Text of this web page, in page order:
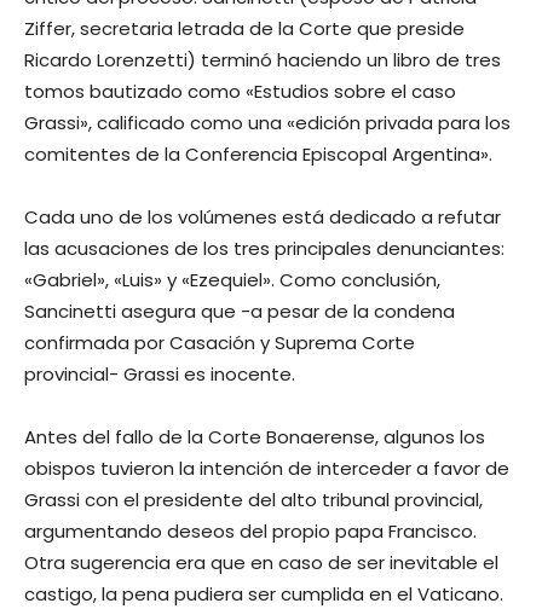
Ziffer, secretaria letrada de la Corte que preside
Ricardo Lorenzetti) terminó haciendo un libro de tres
tomos bautizado como «Estudios sobre el caso
Grassi», calificado como una «edición privada para los
comitentes de la Conferencia Episcopal Argentina».
Cada uno de los volúmenes está dedicado a refutar
las acusaciones de los tres principales denunciantes:
«Gabriel», «Luis» y «Ezequiel». Como conclusión,
Sancinetti asegura que -a pesar de la condena
confirmada por Casación y Suprema Corte
provincial- Grassi es inocente.
Antes del fallo de la Corte Bonaerense, algunos los
obispos tuvieron la intención de interceder a favor de
Grassi con el presidente del alto tribunal provincial,
argumentando deseos del propio papa Francisco.
Otra sugerencia era que en caso de ser inevitable el
castigo, la pena pudiera ser cumplida en el Vaticano.